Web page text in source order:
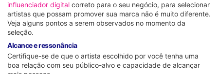
influenciador digital correto para o seu negócio, para selecionar
artistas que possam promover sua marca não é muito diferente.
Veja alguns pontos a serem observados no momento da
seleção.
Alcance e ressonância
Certifique-se de que o artista escolhido por você tenha uma
boa relação com seu público-alvo e capacidade de alcançar